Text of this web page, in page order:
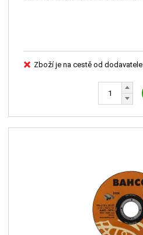
Zboží je na cestě od dodavatele